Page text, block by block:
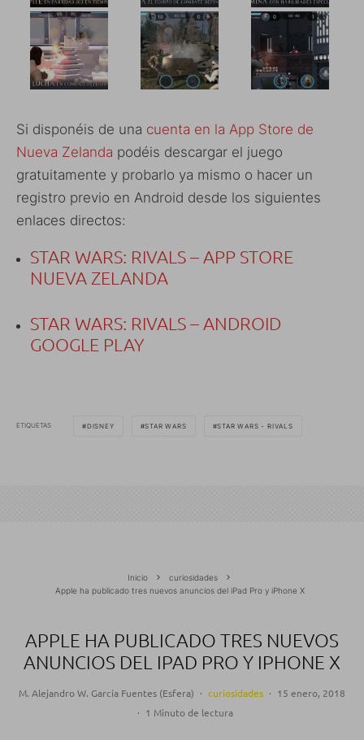
Si disponéis de una cuenta en la App Store de
Nueva Zelanda podéis descargar el juego
gratuitamente y probarlo ya mismo o hacer un
registro previo en Android desde los siguientes
enlaces directos:
STAR WARS: RIVALS – APP STORE
NUEVA ZELANDA
STAR WARS: RIVALS – ANDROID
GOOGLE PLAY
ETIQUETAS DISNEY STAR WARS STAR WARS - RIVALS
Inicio
curiosidades
Apple ha publicado tres nuevos anuncios del iPad Pro y iPhone X
APPLE HA PUBLICADO TRES NUEVOS
ANUNCIOS DEL IPAD PRO Y IPHONE X
M. Alejandro W. García Fuentes (Esfera) · curiosidades · 15 enero, 2018
· 1 Minuto de lectura